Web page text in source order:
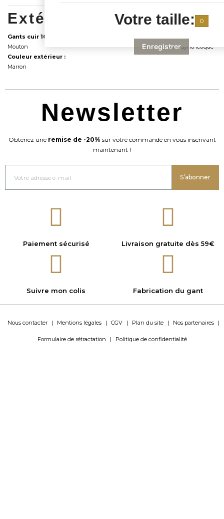
Extérieur du gant :
Gants cuir 100% :
Mouton
Couleur extérieur :
Marron
tissu synthétique
Votre taille: 0
Enregistrer
Newsletter
Obtenez une remise de -20% sur votre commande en vous inscrivant
maintenant !
S’abonner
Paiement sécurisé Livraison gratuite dès 59€
Suivre mon colis Fabrication du gant
Nous contacter | Mentions légales | CGV | Plan du site | Nos partenaires |
Formulaire de rétractation | Politique de confidentialité